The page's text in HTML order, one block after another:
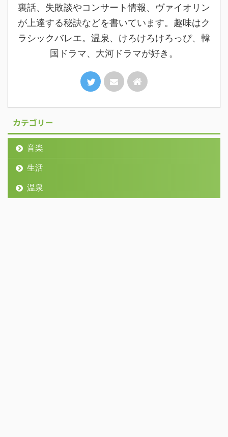
裏話、失敗談やコンサート情報、ヴァイオリン
が上達する秘訣などを書いています。趣味はク
ラシックバレエ。温泉、けろけろけろっぴ、韓
国ドラマ、大河ドラマが好き。
カテゴリー
音楽
生活
温泉